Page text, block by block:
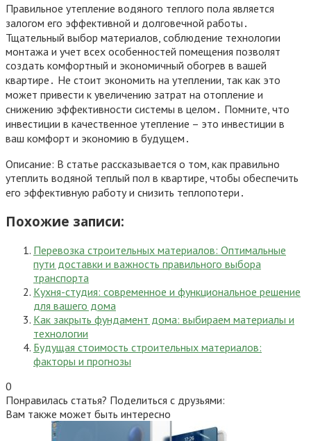
Правильное утепление водяного теплого пола является
залогом его эффективной и долговечной работы․
Тщательный выбор материалов, соблюдение технологии
монтажа и учет всех особенностей помещения позволят
создать комфортный и экономичный обогрев в вашей
квартире․ Не стоит экономить на утеплении, так как это
может привести к увеличению затрат на отопление и
снижению эффективности системы в целом․ Помните, что
инвестиции в качественное утепление – это инвестиции в
ваш комфорт и экономию в будущем․
Описание: В статье рассказывается о том, как правильно
утеплить водяной теплый пол в квартире, чтобы обеспечить
его эффективную работу и снизить теплопотери․
Похожие записи:
Перевозка строительных материалов: Оптимальные
пути доставки и важность правильного выбора
транспорта
Кухня-студия: современное и функциональное решение
для вашего дома
Как закрыть фундамент дома: выбираем материалы и
технологии
Будущая стоимость строительных материалов:
факторы и прогнозы
0
Понравилась статья? Поделиться с друзьями:
Вам также может быть интересно